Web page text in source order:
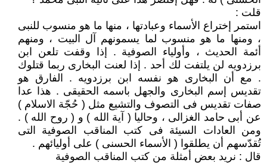
قلت :
استمر إختراع الأسماء وعبادتها ، منها ما هو منسوب للنبى
، ومنها ما هو منسوب لما يسمونهم آل البيت ، ومنهم
أئمة الحديث ، وأولياء الصوفية . إذا وقفت تلعن ابن
برزدويه لن يلتفت لك أحد . إذا لعنت البخارى ربما قتلوك
. مع أن البخارى هو نفسه ابن برزدويه . الفارق هو
تقديس إسم البخارى والجهل باسمه الحقيقى . هذا عدا
صفات تقديس فى التصوف والتشيع مثل ( حُجّة الاسلام )
عن أبى حامد الغزالى ، وحاليا ( آية الله ) و ( روح الله ) .
ومن العادات السيئة فى كتب المناقب الصوفية التى
تُقدّسهم أن يطلقوا ( الأسماء الحسنى ) على أوليائهم .
قال : نريد بعض أمثلة من كتب المناقب الصوفية